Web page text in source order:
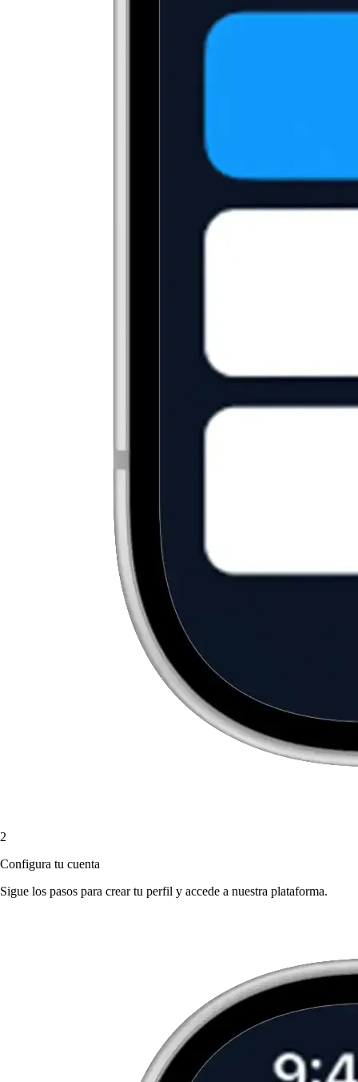
2
Configura tu cuenta
Sigue los pasos para crear tu perfil y accede a nuestra plataforma.